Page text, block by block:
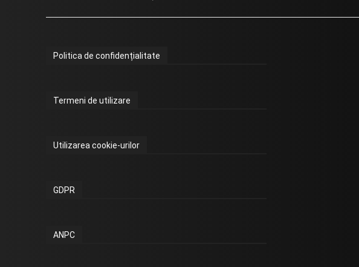
Politica de confidențialitate
Termeni de utilizare
Utilizarea cookie-urilor
GDPR
ANPC